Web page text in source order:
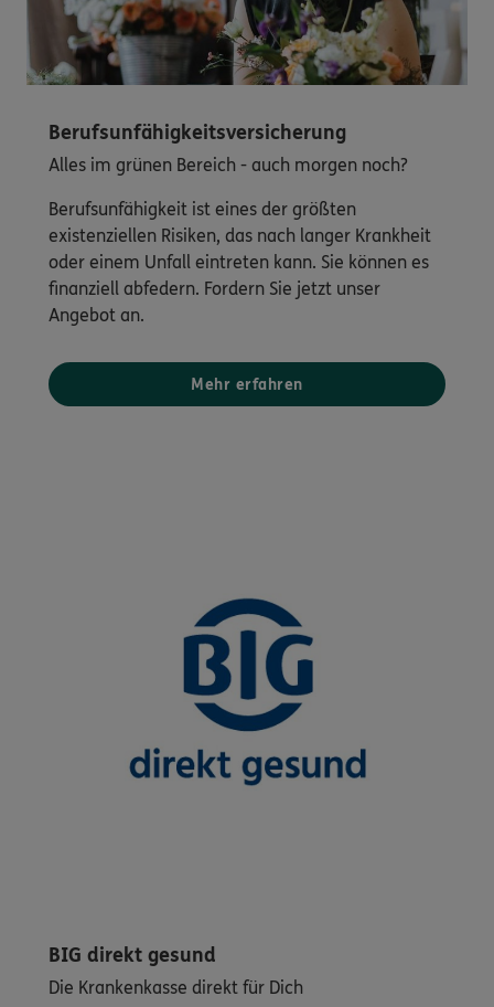
Berufsunfähigkeitsversicherung
Alles im grünen Bereich - auch morgen noch?
Berufsunfähigkeit ist eines der größten
existenziellen Risiken, das nach langer Krankheit
oder einem Unfall eintreten kann. Sie können es
finanziell abfedern. Fordern Sie jetzt unser
Angebot an.
Mehr erfahren
BIG direkt gesund
Die Krankenkasse direkt für Dich